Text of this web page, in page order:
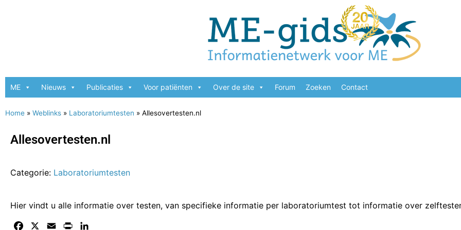
ME Nieuws Publicaties Voor patiënten Over de site Forum Zoeken Contact
Home » Weblinks » Laboratoriumtesten » Allesovertesten.nl
Allesovertesten.nl
Categorie: Laboratoriumtesten
Hier vindt u alle informatie over testen, van specifieke informatie per laboratoriumtest tot informatie over
Facebook Email Print